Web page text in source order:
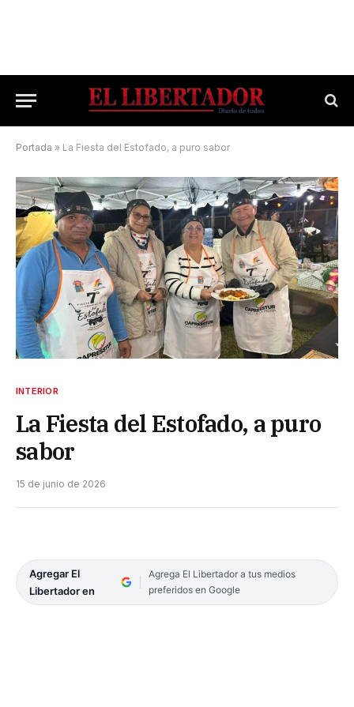
Portada » La Fiesta del Estofado, a puro sabor
INTERIOR
La Fiesta del Estofado, a puro
sabor
15 de junio de 2026
Agregar El
Libertador en
Agrega El Libertador a tus medios
preferidos en Google